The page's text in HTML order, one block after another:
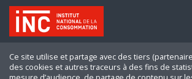
Ce site utilise et partage avec des tiers
des cookies et autres traceurs à des fins de